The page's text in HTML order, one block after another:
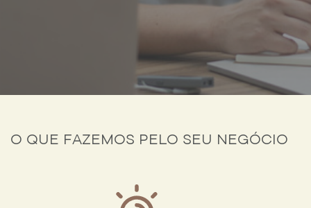
O QUE FAZEMOS PELO SEU NEGÓCIO